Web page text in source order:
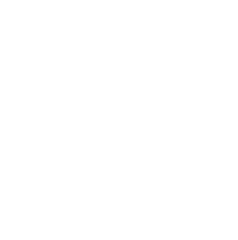
de gestão de
2026. Compare
de g…